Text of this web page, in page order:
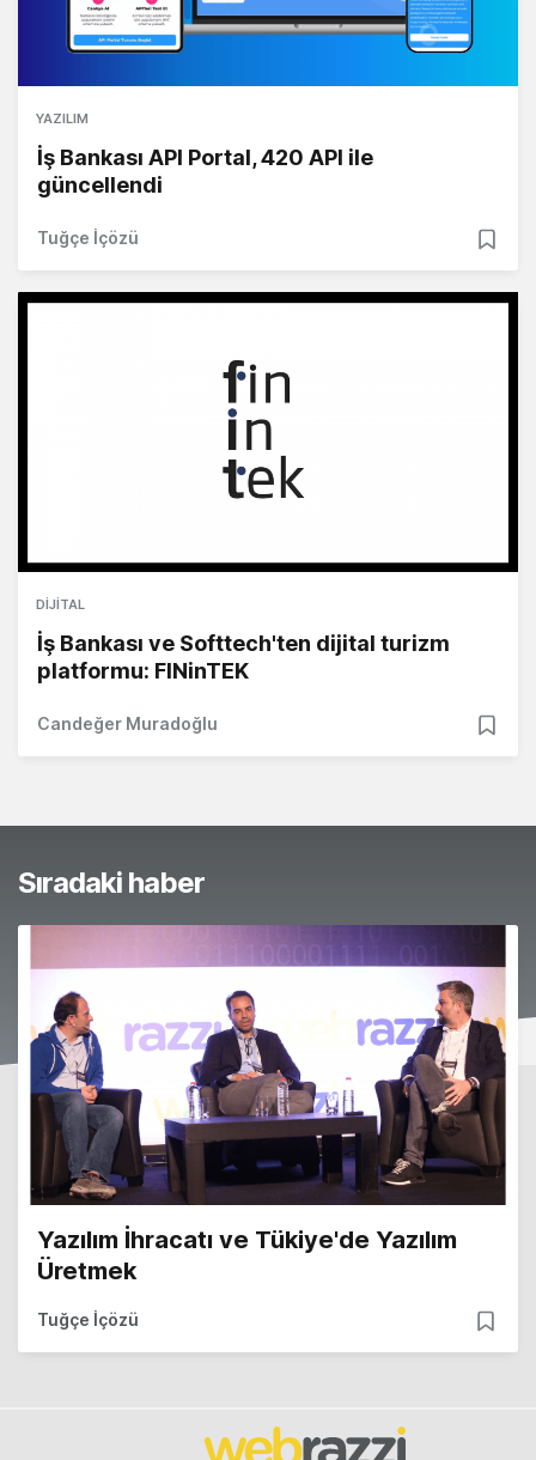
YAZILIM
İş Bankası API Portal, 420 API ile
güncellendi
Tuğçe İçözü
DIJITAL
İş Bankası ve Softtech'ten dijital turizm
platformu: FINinTEK
Candeğer Muradoğlu
Sıradaki haber
Yazılım İhracatı ve Tükiye'de Yazılım
Üretmek
Tuğçe İçözü